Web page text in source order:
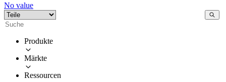
No value
Produkte
Märkte
Ressourcen